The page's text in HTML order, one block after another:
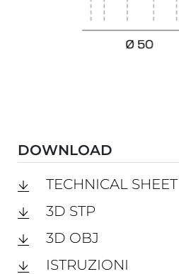
DOWNLOAD
TECHNICAL SHEET
3D STP
3D OBJ
ISTRUZIONI